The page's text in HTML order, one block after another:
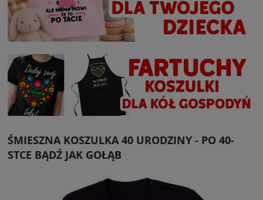
ŚMIESZNA KOSZULKA 40 URODZINY - PO 40-
STCE BĄDŹ JAK GOŁĄB